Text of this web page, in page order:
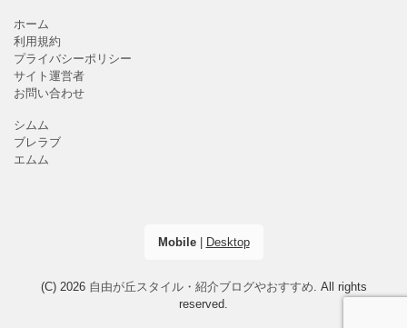
ホーム
利用規約
プライバシーポリシー
サイト運営者
お問い合わせ
シムム
ブレラブ
エムム
Mobile| Desktop
(C) 2026 自由が丘スタイル・紹介ブログやおすすめ. All rights
reserved.